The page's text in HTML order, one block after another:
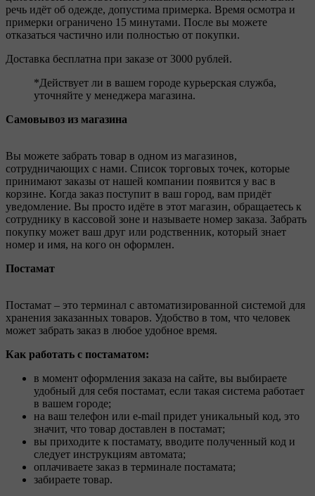
речь идёт об одежде, допустима примерка. Время осмотра и
примерки ограничено 15 минутами. После вы можете
отказаться частично или полностью от покупки.
Доставка бесплатна при заказе от 3000 рублей.
*Действует ли в вашем городе курьерская служба,
уточняйте у менеджера магазина.
Самовывоз из магазина
Вы можете забрать товар в одном из магазинов,
сотрудничающих с нами. Список торговых точек, которые
принимают заказы от нашей компании появится у вас в
корзине. Когда заказ поступит в ваш город, вам придёт
уведомление. Вы просто идёте в этот магазин, обращаетесь к
сотруднику в кассовой зоне и называете номер заказа. Забрать
покупку может ваш друг или родственник, который знает
номер и имя, на кого он оформлен.
Постамат
Постамат – это терминал с автоматизированной системой для
хранения заказанных товаров. Удобство в том, что человек
может забрать заказ в любое удобное время.
Как работать с постаматом:
в момент оформления заказа на сайте, вы выбираете
удобный для себя постамат, если такая система работает
в вашем городе;
на ваш телефон или e-mail придет уникальный код, это
значит, что товар доставлен в постамат;
вы приходите к постамату, вводите полученный код и
следует инструкциям автомата;
оплачиваете заказ в терминале постамата;
забираете товар.